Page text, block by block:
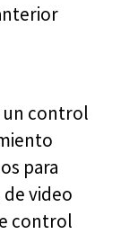
un control
para
video
control